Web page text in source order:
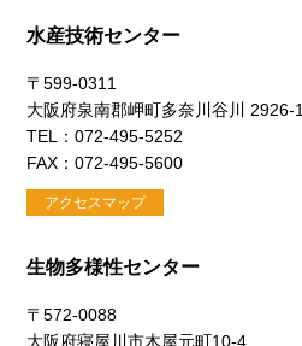
水産技術センター
〒599-0311
大阪府泉南郡岬町多奈川谷川 2926-1
TEL：072-495-5252
FAX：072-495-5600
アクセスマップ
生物多様性センター
〒572-0088
大阪府寝屋川市木屋元町10-4